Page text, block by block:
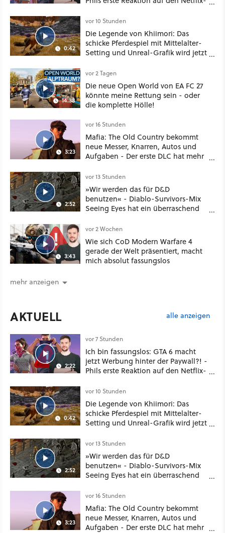
0:42
vor 10 Stunden
Die Legende von Khiimori: Das
schicke Pferdespiel mit Mittelalter-
Setting und Unreal-Grafik wird jetzt
14:38
vor 2 Tagen
Die neue Open World von EA FC 27
könnte meine Rettung sein - oder
die komplette Hölle!
3:23
vor 16 Stunden
Mafia: The Old Country bekommt
neue Messer, Knarren, Autos und
Aufgaben - Der erste DLC hat mehr
2:52
vor 13 Stunden
»Wir werden das für D&D
benutzen« - Diablo-Survivors-Mix
Seeing Eyes hat ein überraschend
3:43
vor 2 Wochen
Wie sich CoD Modern Warfare 4
gerade der Welt präsentiert, macht
mich absolut fassungslos
mehr anzeigen
AKTUELL alle anzeigen
2:22
vor 7 Stunden
Ich bin fassungslos: GTA 6 macht
jetzt Werbung hinter der Paywall?! -
Phils erste Reaktion auf den Netflix-
0:42
vor 10 Stunden
Die Legende von Khiimori: Das
schicke Pferdespiel mit Mittelalter-
Setting und Unreal-Grafik wird jetzt
2:52
vor 13 Stunden
»Wir werden das für D&D
benutzen« - Diablo-Survivors-Mix
Seeing Eyes hat ein überraschend
3:23
vor 16 Stunden
Mafia: The Old Country bekommt
neue Messer, Knarren, Autos und
Aufgaben - Der erste DLC hat mehr